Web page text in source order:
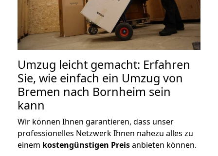
Umzug leicht gemacht: Erfahren
Sie, wie einfach ein Umzug von
Bremen nach Bornheim sein
kann
Wir können Ihnen garantieren, dass unser
professionelles Netzwerk Ihnen nahezu alles zu
einem kostengünstigen Preisanbieten können.